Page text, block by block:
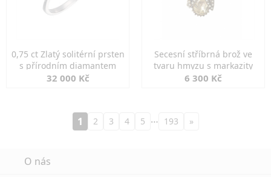
0,75 ct Zlatý solitérní prsten
s přírodním diamantem
32 000 Kč
Secesní stříbrná brož ve
tvaru hmyzu s markazity
6 300 Kč
1 2 3 4 5 … 193 »
O nás